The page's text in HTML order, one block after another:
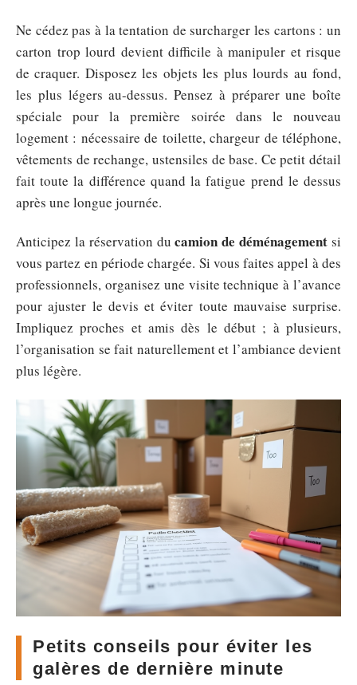
Ne cédez pas à la tentation de surcharger les cartons : un
carton trop lourd devient difficile à manipuler et risque
de craquer. Disposez les objets les plus lourds au fond,
les plus légers au-dessus. Pensez à préparer une boîte
spéciale pour la première soirée dans le nouveau
logement : nécessaire de toilette, chargeur de téléphone,
vêtements de rechange, ustensiles de base. Ce petit détail
fait toute la différence quand la fatigue prend le dessus
après une longue journée.
Anticipez la réservation ducamion de déménagement si
vous partez en période chargée. Si vous faites appel à des
professionnels, organisez une visite technique à l’avance
pour ajuster le devis et éviter toute mauvaise surprise.
Impliquez proches et amis dès le début ; à plusieurs,
l’organisation se fait naturellement et l’ambiance devient
plus légère.
Petits conseils pour éviter les
galères de dernière minute